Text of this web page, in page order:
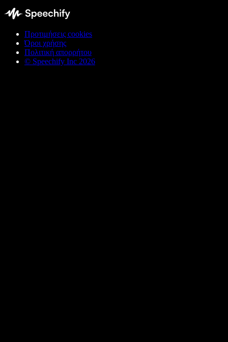
Προτιμήσεις cookies
Όροι χρήσης
Πολιτική απορρήτου
© Speechify Inc 2026